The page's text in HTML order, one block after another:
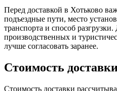
Перед доставкой в Хотьково
подъездные пути, место
транспорта и способ
производственных и
лучше согласовать заранее.
Стоимость
Стоимость доставки